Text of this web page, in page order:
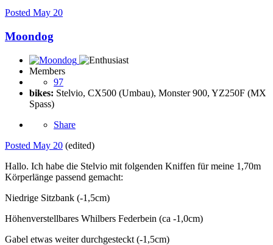
Posted May 20
Moondog
Members
97
bikes: Stelvio, CX500 (Umbau), Monster 900, YZ250F (MX
Spass)
Share
Posted May 20 (edited)
Hallo. Ich habe die Stelvio mit folgenden Kniffen für meine 1,70m
Körperlänge passend gemacht:
Niedrige Sitzbank (-1,5cm)
Höhenverstellbares Whilbers Federbein (ca -1,0cm)
Gabel etwas weiter durchgesteckt (-1,5cm)